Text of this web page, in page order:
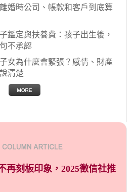
婚時公司、帳款和客戶到底算
鑑定與扶養費：孩子出生後，
不承認
女為什麼會緊張？感情、財產
清楚
再刻板印象，2025徵信社推